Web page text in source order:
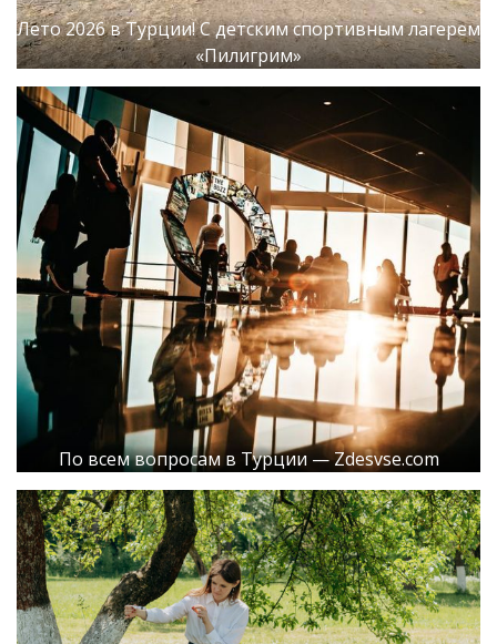
Лето 2026 в Турции! С детским спортивным лагерем
«Пилигрим»
По всем вопросам в Турции — Zdesvse.com